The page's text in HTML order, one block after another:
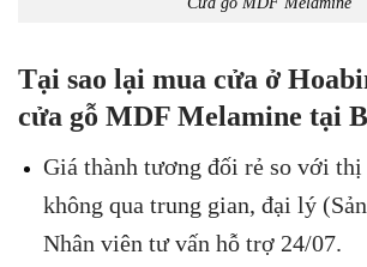
Tại sao lại mua cửa ở
cửa gỗ MDF Melamine tại
Giá thành tương đối rẻ so với
không qua trung gian, đại lý
Nhân viên tư vấn hỗ trợ 24/07.